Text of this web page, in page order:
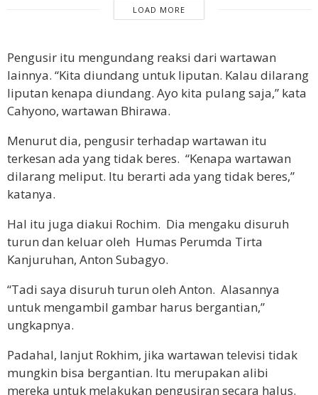
LOAD MORE
Pengusir itu mengundang reaksi dari wartawan
lainnya. “Kita diundang untuk liputan. Kalau dilarang
liputan kenapa diundang. Ayo kita pulang saja,” kata
Cahyono, wartawan Bhirawa.
Menurut dia, pengusir terhadap wartawan itu
terkesan ada yang tidak beres. “Kenapa wartawan
dilarang meliput. Itu berarti ada yang tidak beres,”
katanya.
Hal itu juga diakui Rochim. Dia mengaku disuruh
turun dan keluar oleh Humas Perumda Tirta
Kanjuruhan, Anton Subagyo.
“Tadi saya disuruh turun oleh Anton. Alasannya
untuk mengambil gambar harus bergantian,”
ungkapnya.
Padahal, lanjut Rokhim, jika wartawan televisi tidak
mungkin bisa bergantian. Itu merupakan alibi
mereka untuk melakukan pengusiran secara halus.